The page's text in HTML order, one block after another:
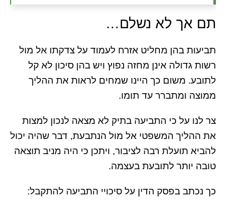
תם אך לא נשלם…
תביעות בהן מחליט אזרח לעמוד על צדקתו אל מול
רשות גדולה אינן מחזה נפוץ ויש בהן סיכון לא קל
לתובע. משום כך היינו שמחים לראות את ההליך
ממוצה ומתברר עד תומו.
צר לנו על כי התביעה בתיק לא מצאה לנכון למצות
את ההליך המשפטי אל מול הנתבעת, דבר שהיה יכול
להביא תועלת רבה לציבור, ויתכן כי היה מניב תוצאה
טובה יותר לתובעת בעצמה.
כך נכתב בפסק הדין על סיכויי התביעה להתקבל: